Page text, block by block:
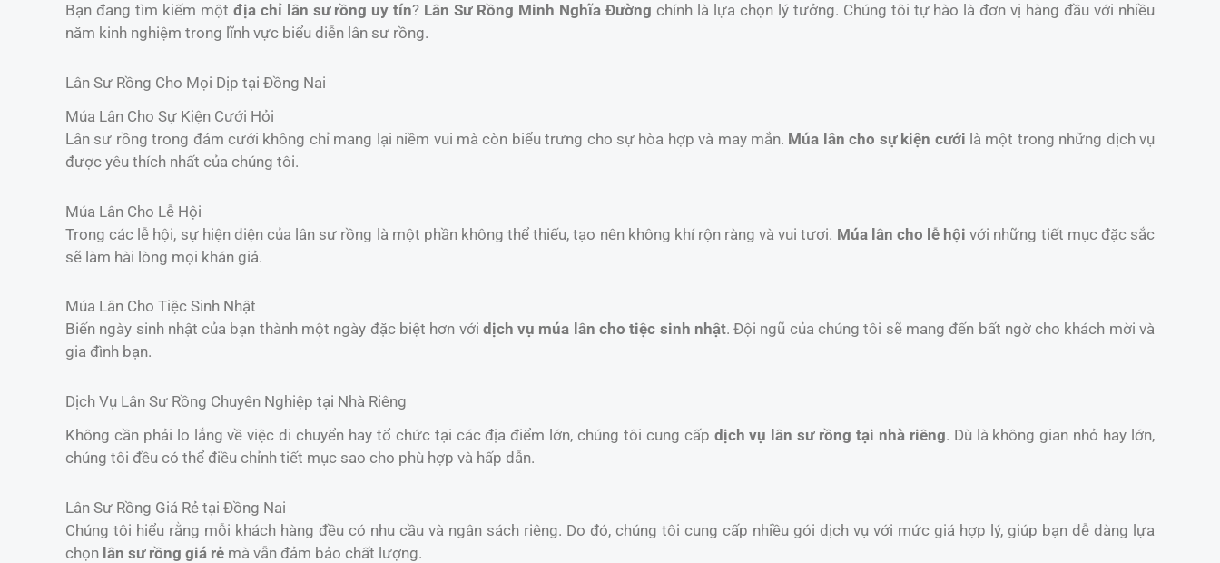
Bạn đang tìm kiếm một địa chỉ lân sư rồng uy tín? Lân Sư Rồng Minh Nghĩa Đường chính là lựa chọn lý tưởng. Chúng tôi tự hào là đơn vị hàng đầu với nhiều
năm kinh nghiệm trong lĩnh vực biểu diễn lân sư rồng.
Lân Sư Rồng Cho Mọi Dịp tại Đồng Nai
Múa Lân Cho Sự Kiện Cưới Hỏi
Lân sư rồng trong đám cưới không chỉ mang lại niềm vui mà còn biểu trưng cho sự hòa hợp và may mắn. Múa lân cho sự kiện cưới là một trong những dịch vụ
được yêu thích nhất của chúng tôi.
Múa Lân Cho Lễ Hội
Trong các lễ hội, sự hiện diện của lân sư rồng là một phần không thể thiếu, tạo nên không khí rộn ràng và vui tươi. Múa lân cho lễ hội với những tiết mục đặc sắc
sẽ làm hài lòng mọi khán giả.
Múa Lân Cho Tiệc Sinh Nhật
Biến ngày sinh nhật của bạn thành một ngày đặc biệt hơn với dịch vụ múa lân cho tiệc sinh nhật. Đội ngũ của chúng tôi sẽ mang đến bất ngờ cho khách mời và
gia đình bạn.
Dịch Vụ Lân Sư Rồng Chuyên Nghiệp tại Nhà Riêng
Không cần phải lo lắng về việc di chuyển hay tổ chức tại các địa điểm lớn, chúng tôi cung cấp dịch vụ lân sư rồng tại nhà riêng. Dù là không gian nhỏ hay lớn,
chúng tôi đều có thể điều chỉnh tiết mục sao cho phù hợp và hấp dẫn.
Lân Sư Rồng Giá Rẻ tại Đồng Nai
Chúng tôi hiểu rằng mỗi khách hàng đều có nhu cầu và ngân sách riêng. Do đó, chúng tôi cung cấp nhiều gói dịch vụ với mức giá hợp lý, giúp bạn dễ dàng lựa
chọn lân sư rồng giá rẻ mà vẫn đảm bảo chất lượng.